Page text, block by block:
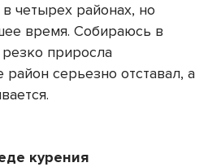
четырех районах, но
время. Собираюсь в
приросла
серьезно отставал, а
курения